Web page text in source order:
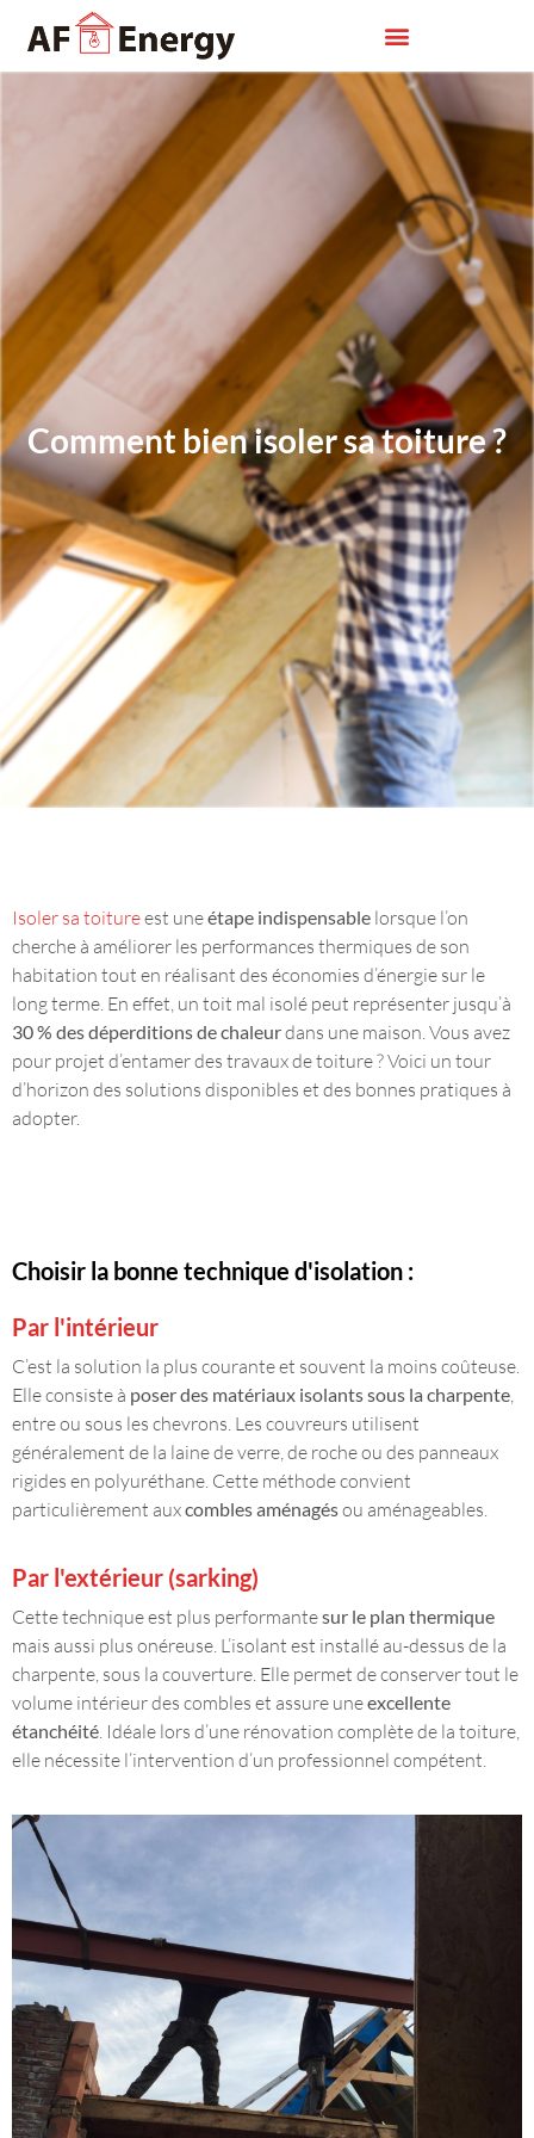
Comment bien isoler sa toiture ?
Isoler sa toitureest uneétape indispensable lorsque l’on
cherche à améliorer les performances thermiques de son
habitation tout en réalisant des économies d’énergie sur le
long terme. En effet, un toit mal isolé peut représenter jusqu’à
30 % des déperditions de chaleurdans une maison. Vous avez
pour projet d’entamer des travaux de toiture ? Voici un tour
d’horizon des solutions disponibles et des bonnes pratiques à
adopter.
Choisir la bonne technique d'isolation :
Par l'intérieur
C’est la solution la plus courante et souvent la moins coûteuse.
Elle consiste à poser des matériaux isolants sous la charpente
entre ou sous les chevrons. Les couvreurs utilisent
généralement de la laine de verre, de roche ou des panneaux
rigides en polyuréthane. Cette méthode convient
particulièrement auxcombles aménagésou aménageables.
Par l'extérieur (sarking)
Cette technique est plus performantesur le plan thermique
mais aussi plus onéreuse. L’isolant est installé au-dessus de la
charpente, sous la couverture. Elle permet de conserver tout le
volume intérieur des combles et assure uneexcellente
étanchéité. Idéale lors d’une rénovation complète de la toiture,
elle nécessite l’intervention d’un professionnel compétent.